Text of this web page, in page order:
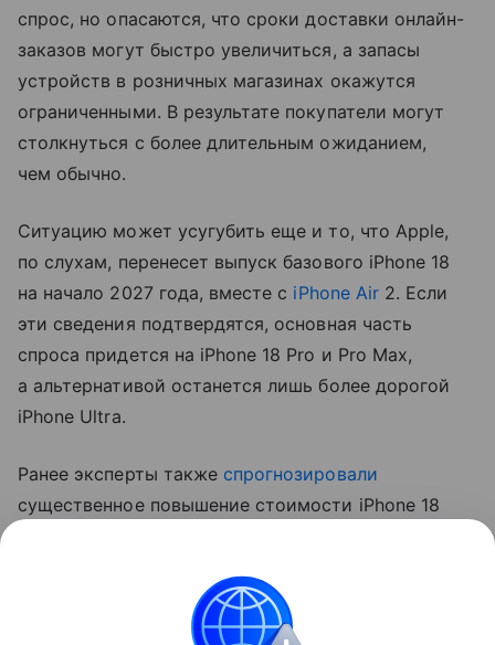
спрос, но опасаются, что сроки доставки онлайн-
заказов могут быстро увеличиться, а запасы
устройств в розничных магазинах окажутся
ограниченными. В результате покупатели могут
столкнуться с более длительным ожиданием,
чем обычно.
Ситуацию может усугубить еще и то, что Apple,
по слухам, перенесет выпуск базового iPhone 18
на начало 2027 года, вместе с iPhone Air2. Если
эти сведения подтвердятся, основная часть
спроса придется на iPhone 18 Pro и Pro Max,
а альтернативой останется лишь более дорогой
iPhone Ultra.
Ранее эксперты также спрогнозировали
существенное повышение стоимости iPhone 18